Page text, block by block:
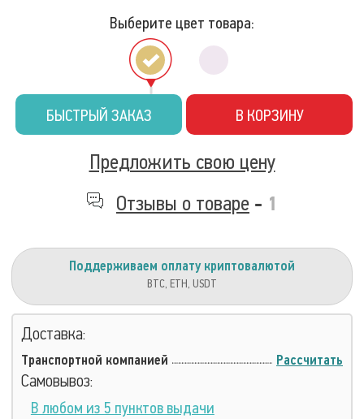
Выберите цвет товара:
БЫСТРЫЙ ЗАКАЗ В КОРЗИНУ
Предложить свою цену
Отзывы о товаре - 1
Поддерживаем оплату криптовалютой
BTC, ETH, USDT
Доставка:
Транспортной компанией Рассчитать
Самовывоз:
В любом из 5 пунктов выдачи